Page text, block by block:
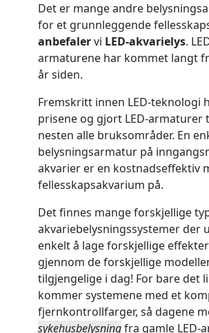
Det er mange andre
for et grunnleggende
anbefalervi LED-akvarielys.
armaturene har kommet langt
år siden.
Fremskritt innen LED-teknologi
prisene og gjort LED-armaturer
nesten alle bruksområder. En
belysningsarmatur på
akvarier er en kostnadseffektiv
fellesskapsakvarium på.
Det finnes mange forskjellige
akvariebelysningssystemer der
enkelt å lage forskjellige
gjennom de forskjellige
tilgjengelige i dag! For bare det
kommer systemene med et
fjernkontrollfarger, så dagene
sykehusbelysningfra gamle LED-